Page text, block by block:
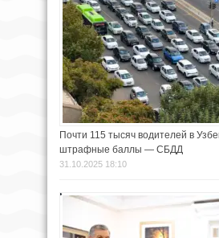
Почти 115 тысяч водителей в
штрафные баллы — СБДД
31.10.2025 18:10